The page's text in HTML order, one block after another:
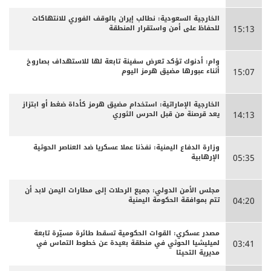
15:13
الخارجية السعودية: نطالب إيران بالوقف الفوري للانتهاكات
للحفاظ على أمن واستقرار المنطقة
15:07
وام: أدنوك تؤكد تعرض سفينة تابعة لها للاستهداف بصاروخ
أثناء عبورها مضيق هرمز اليوم
14:13
الخارجية الإماراتية: استخدام مضيق هرمز كأداة ضغط أو ابتزاز
يعد قرصنة من قبل الحرس الثوري
05:35
وزارة الدفاع اليمنية: نفذنا عملا عسكريا ضد العناصر الحوثية
الإرهابية
04:20
مجلس الأمن الدولي: جميع الرحلات إلى مطارات اليمن لابد أن
تتم بموافقة الحكومة اليمنية
03:41
مصدر عسكري: القوات الحكومية تسقط طائرة مسيّرة تابعة
لميليشيا الحوثي في منطقة بعيدة عن خطوط التماس في
مديرية التحيتا